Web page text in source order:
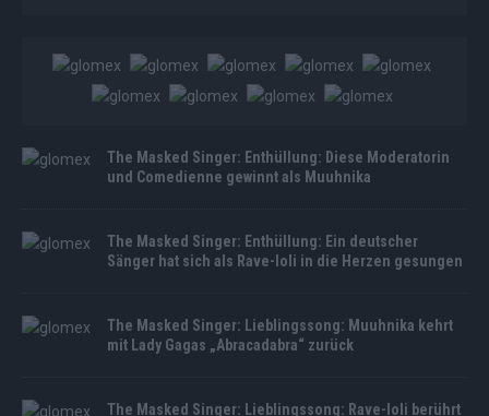
The Masked Singer: Enthüllung: Diese Moderatorin
und Comedienne gewinnt als Muuhnika
The Masked Singer: Enthüllung: Ein deutscher
Sänger hat sich als Rave-Ioli in die Herzen gesungen
The Masked Singer: Lieblingssong: Muuhnika kehrt
mit Lady Gagas „Abracadabra“ zurück
The Masked Singer: Lieblingssong: Rave-Ioli berührt